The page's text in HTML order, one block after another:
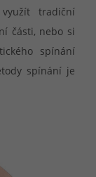
tradiční
části, nebo si
spínání
spínání je